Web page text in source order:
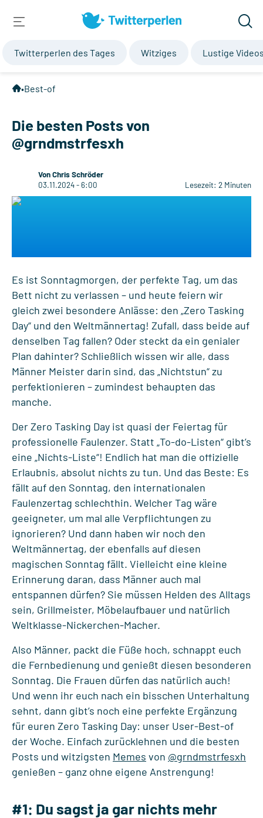
Twitterperlen des Tages Witziges Lustige
•Best-of
Die besten Posts von
@grndmstrfesxh
Von Chris Schröder
03.11.2024 - 6:00
Lesezeit: 2 Minuten
Es ist Sonntagmorgen, der perfekte Tag, um das
Bett nicht zu verlassen – und heute feiern wir
gleich zwei besondere Anlässe: den „Zero Tasking
Day“ und den Weltmännertag! Zufall, dass beide auf
denselben Tag fallen? Oder steckt da ein genialer
Plan dahinter? Schließlich wissen wir alle, dass
Männer Meister darin sind, das „Nichtstun“ zu
perfektionieren – zumindest behaupten das
manche.
Der Zero Tasking Day ist quasi der Feiertag für
professionelle Faulenzer. Statt „To-do-Listen“ gibt’s
eine „Nichts-Liste“! Endlich hat man die offizielle
Erlaubnis, absolut nichts zu tun. Und das Beste: Es
fällt auf den Sonntag, den internationalen
Faulenzertag schlechthin. Welcher Tag wäre
geeigneter, um mal alle Verpflichtungen zu
ignorieren? Und dann haben wir noch den
Weltmännertag, der ebenfalls auf diesen
magischen Sonntag fällt. Vielleicht eine kleine
Erinnerung daran, dass Männer auch mal
entspannen dürfen? Sie müssen Helden des Alltags
sein, Grillmeister, Möbelaufbauer und natürlich
Weltklasse-Nickerchen-Macher.
Also Männer, packt die Füße hoch, schnappt euch
die Fernbedienung und genießt diesen besonderen
Sonntag. Die Frauen dürfen das natürlich auch!
Und wenn ihr euch nach ein bisschen Unterhaltung
sehnt, dann gibt’s noch eine perfekte Ergänzung
für euren Zero Tasking Day: unser User-Best-of
der Woche. Einfach zurücklehnen und die besten
Posts und witzigsten Memes von @grndmstrfesxh
genießen – ganz ohne eigene Anstrengung!
#1: Du sagst ja gar nichts mehr